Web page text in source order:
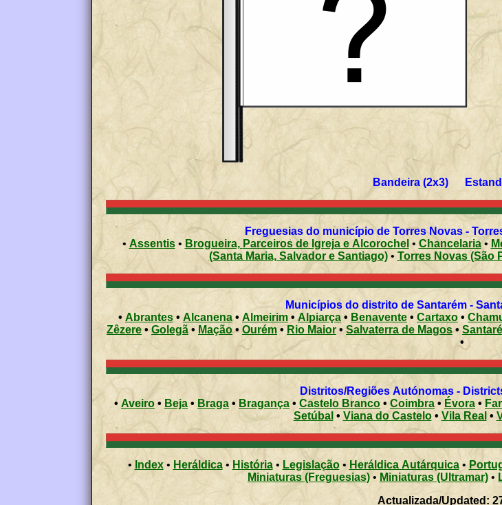
Bandeira (2x3)
Freguesias do município de Torres Novas -
• Assentis• Brogueira, Parceiros de Igreja e Alcorochel •Chancelaria•
(Santa Maria, Salvador e Santiago)• Torres Novas
Municípios do distrito de Santarém -
• Abrantes • Alcanena• Almeirim •Alpiarça • Benavente • Cartaxo •
Zêzere•Golegã • Mação•Ourém • Rio Maior • Salvaterra de Magos•
•
Distritos/Regiões
• Aveiro • Beja • Braga • Bragança • Castelo Branco • Coimbra • Évora •
Setúbal • Viana do Castelo• Vila Real •
• Index• Heráldica• História • Legislação • Heráldica Autárquica•
Miniaturas (Freguesias)• Miniaturas (Ultramar) •
Actualizada/Updated: